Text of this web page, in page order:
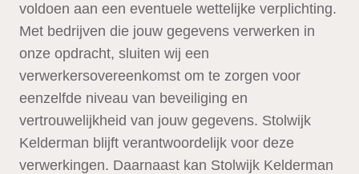
voldoen aan een eventuele wettelijke verplichting.
Met bedrijven die jouw gegevens verwerken in
onze opdracht, sluiten wij een
verwerkersovereenkomst om te zorgen voor
eenzelfde niveau van beveiliging en
vertrouwelijkheid van jouw gegevens. Stolwijk
Kelderman blijft verantwoordelijk voor deze
verwerkingen. Daarnaast kan Stolwijk Kelderman